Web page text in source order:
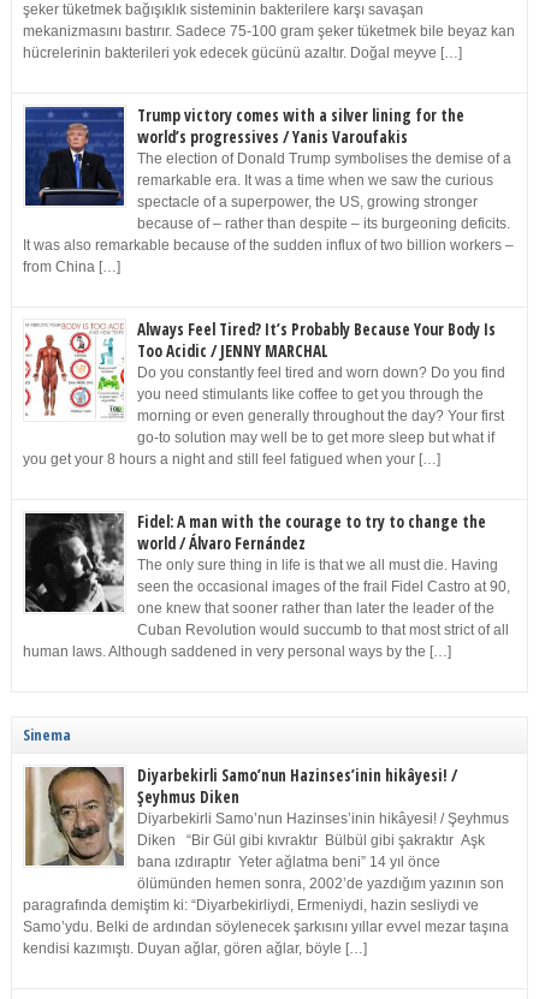
şeker tüketmek bağışıklık sisteminin bakterilere karşı savaşan
mekanizmasını bastırır. Sadece 75-100 gram şeker tüketmek bile beyaz kan
hücrelerinin bakterileri yok edecek gücünü azaltır. Doğal meyve […]
Trump victory comes with a silver lining for the
world’s progressives / Yanis Varoufakis
The election of Donald Trump symbolises the demise of a
remarkable era. It was a time when we saw the curious
spectacle of a superpower, the US, growing stronger
because of – rather than despite – its burgeoning deficits.
It was also remarkable because of the sudden influx of two billion workers –
from China […]
Always Feel Tired? It’s Probably Because Your Body Is
Too Acidic / JENNY MARCHAL
Do you constantly feel tired and worn down? Do you find
you need stimulants like coffee to get you through the
morning or even generally throughout the day? Your first
go-to solution may well be to get more sleep but what if
you get your 8 hours a night and still feel fatigued when your […]
Fidel: A man with the courage to try to change the
world / Álvaro Fernández
The only sure thing in life is that we all must die. Having
seen the occasional images of the frail Fidel Castro at 90,
one knew that sooner rather than later the leader of the
Cuban Revolution would succumb to that most strict of all
human laws. Although saddened in very personal ways by the […]
Sinema
Diyarbekirli Samo’nun Hazinses’inin hikâyesi! /
Şeyhmus Diken
Diyarbekirli Samo’nun Hazinses’inin hikâyesi! / Şeyhmus
Diken “Bir Gül gibi kıvraktır Bülbül gibi şakraktır Aşk
bana ızdıraptır Yeter ağlatma beni” 14 yıl önce
ölümünden hemen sonra, 2002’de yazdığım yazının son
paragrafında demiştim ki: “Diyarbekirliydi, Ermeniydi, hazin sesliydi ve
Samo’ydu. Belki de ardından söylenecek şarkısını yıllar evvel mezar taşına
kendisi kazımıştı. Duyan ağlar, gören ağlar, böyle […]